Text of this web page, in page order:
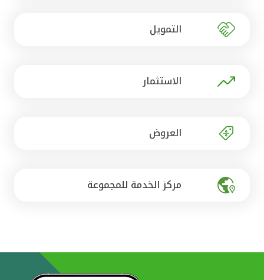
مصر
التمويل
الاستثمار
العروض
مركز الخدمة للمجموعة